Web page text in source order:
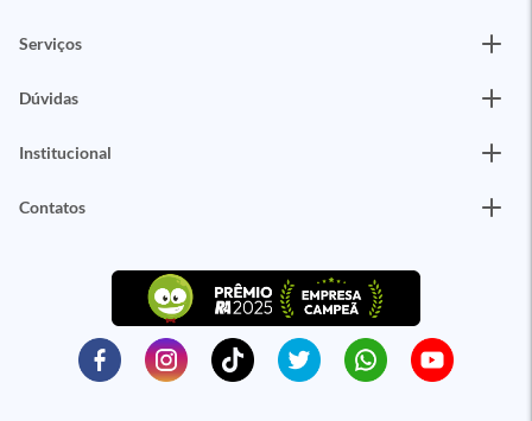
Serviços
Dúvidas
Institucional
Contatos